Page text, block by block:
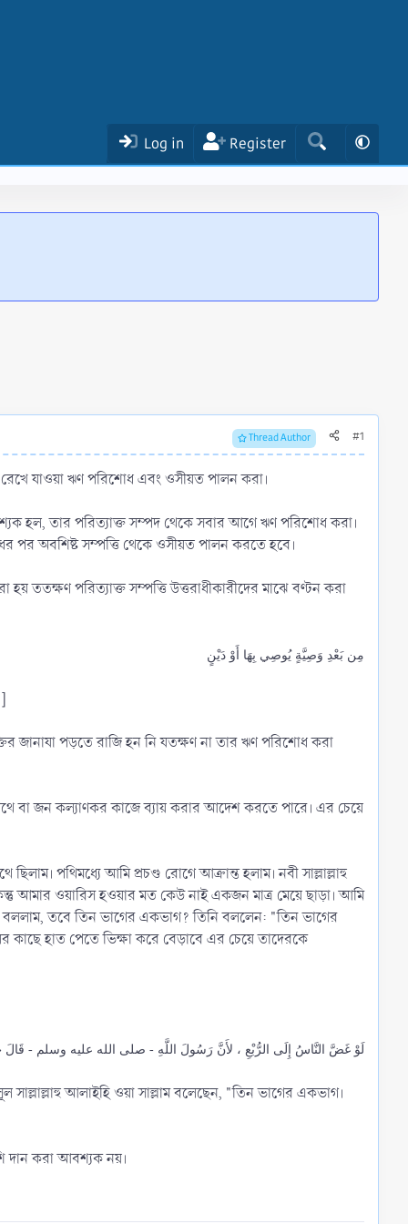
Log in Register
Thread Author #1
যাওয়া ঋণ পরিশোধ এবং ওসীয়ত পালন করা।
হল, তার পরিত্যাক্ত সম্পদ থেকে সবার আগে ঋণ পরিশোধ করা।
পর অবশিষ্ট সম্পত্তি থেকে ওসীয়ত পালন করতে হবে।
ততক্ষণ পরিত্যাক্ত সম্পত্তি উত্তরাধীকারীদের মাঝে বণ্টন করা
مِن بَعْدِ وَصِيَّةٍ يُوصِي بِهَا أَوْ دَيْنٍ
জানাযা পড়তে রাজি হন নি যতক্ষণ না তার ঋণ পরিশোধ করা
বা জন কল্যাণকর কাজে ব্যায় করার আদেশ করতে পারে। এর চেয়ে
পথিমধ্যে আমি প্রচণ্ড রোগে আক্রান্ত হলাম। নবী সাল্লাল্লাহু
আমার ওয়ারিস হওয়ার মত কেউ নাই একজন মাত্র মেয়ে ছাড়া। আমি
তবে তিন ভাগের একভাগ? তিনি বললেন: "তিন ভাগের
কাছে হাত পেতে ভিক্ষা করে বেড়াবে এর চেয়ে তাদেরকে
لَوْ غَضَّ النَّاسُ إِلَى الرُّبْعِ ، لأَنَّ رَسُولَ اللَّهِ - صلى الله عليه وسلم - قَالَ «
আলাইহি ওয়া সাল্লাম বলেছেন, "তিন ভাগের একভাগ।
দান করা আবশ্যক নয়।